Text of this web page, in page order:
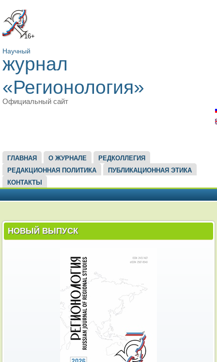
16+
Научный
журнал
«Регионология»
Официальный сайт
ГЛАВНОЕ МЕНЮ
ГЛАВНАЯ О ЖУРНАЛЕ
РЕДКОЛЛЕГИЯ
РЕДАКЦИОННАЯ ПОЛИТИКА
ПУБЛИКАЦИОННАЯ ЭТИКА
КОНТАКТЫ
НОВЫЙ ВЫПУСК